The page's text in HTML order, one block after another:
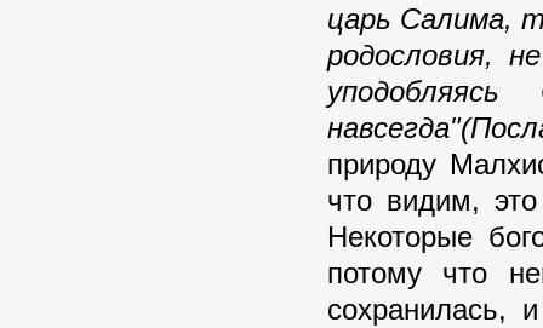
царь Салима,
родословия,
природу
что видим,
Некоторые
потому что
сохранилась,